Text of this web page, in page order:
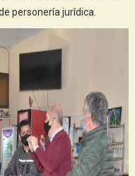
personería jurídica.